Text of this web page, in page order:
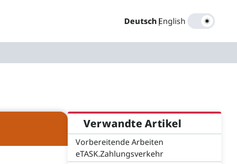
Deutsch|
English
Verwandte Artikel
Vorbereitende Arbeiten
eTASK.Zahlungsverkehr